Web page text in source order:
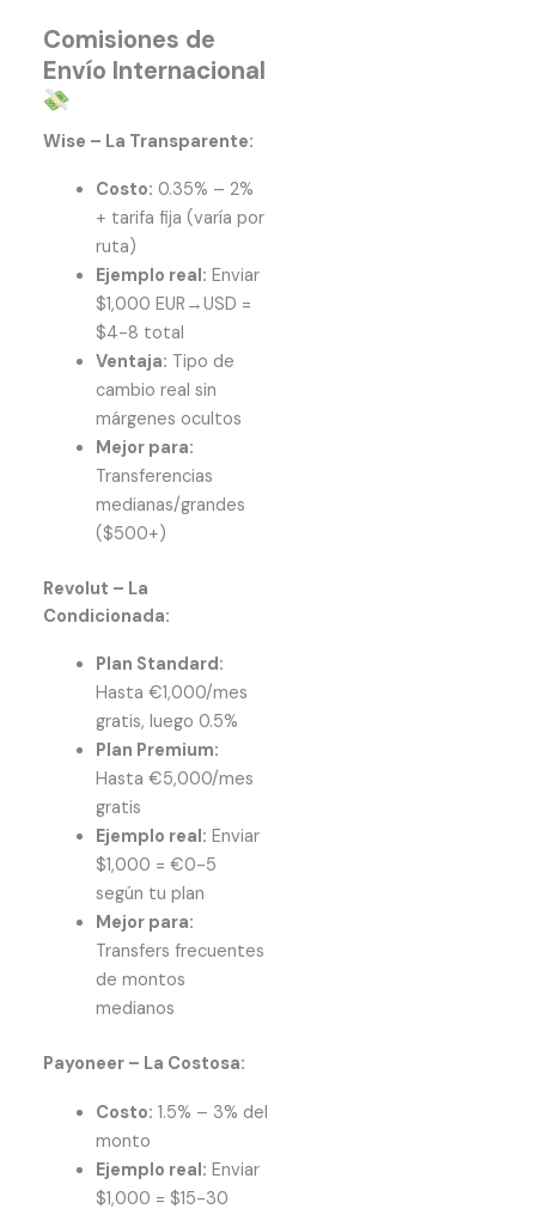
Comisiones de
Envío Internacional
Wise – La Transparente:
Costo: 0.35% – 2%
+ tarifa fija (varía por
ruta)
Ejemplo real: Enviar
$1,000 EUR→USD =
$4-8 total
Ventaja: Tipo de
cambio real sin
márgenes ocultos
Mejor para:
Transferencias
medianas/grandes
($500+)
Revolut – La
Condicionada:
Plan Standard:
Hasta €1,000/mes
gratis, luego 0.5%
Plan Premium:
Hasta €5,000/mes
gratis
Ejemplo real: Enviar
$1,000 = €0-5
según tu plan
Mejor para:
Transfers frecuentes
de montos
medianos
Payoneer – La Costosa:
Costo: 1.5% – 3% del
monto
Ejemplo real: Enviar
$1,000 = $15-30